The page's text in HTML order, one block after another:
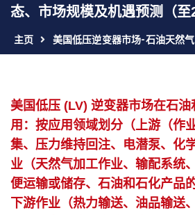
态、市场规模及机遇预测（至
主页 美国低压逆变器市场-石油天然
美国低压 (LV) 逆变器市场在石
用：按应用领域划分（上游（作
集、压力维持回注、电潜泵、化
业（天然气加工作业、输配系统
便运输或储存、石油和石化产品
下游作业（热力输送、油品输送